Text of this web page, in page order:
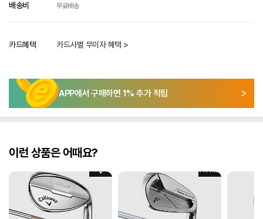
배송비
무료배송
카드혜택 카드사별 무이자 혜택 >
APP에서 구매하면 1% 추가 적립
이런 상품은 어때요?